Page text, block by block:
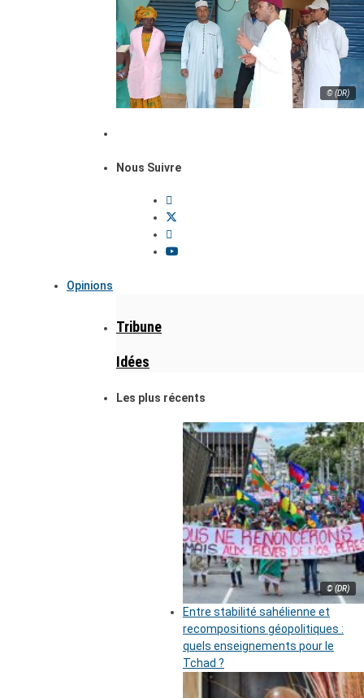
© (DR)
Nous Suivre
Opinions
Tribune
Idées
Les plus récents
© (DR)
Entre stabilité sahélienne et
recompositions géopolitiques :
quels enseignements pour le
Tchad ?